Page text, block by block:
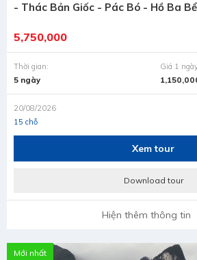
- Thác Bản Giốc - Pác Bó - Hồ Ba
5,750,000
Thời gian:
5 ngày
Giá 1
20/08/2026
15 chỗ
Xem tour
Download tour
Hiện thêm thông tin
Mới nhất